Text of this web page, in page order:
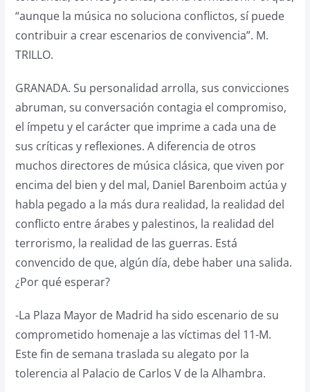
“aunque la música no soluciona conflictos, sí puede
contribuir a crear escenarios de convivencia”. M.
TRILLO.
GRANADA. Su personalidad arrolla, sus convicciones
abruman, su conversación contagia el compromiso,
el ímpetu y el carácter que imprime a cada una de
sus críticas y reflexiones. A diferencia de otros
muchos directores de música clásica, que viven por
encima del bien y del mal, Daniel Barenboim actúa y
habla pegado a la más dura realidad, la realidad del
conflicto entre árabes y palestinos, la realidad del
terrorismo, la realidad de las guerras. Está
convencido de que, algún día, debe haber una salida.
¿Por qué esperar?
-La Plaza Mayor de Madrid ha sido escenario de su
comprometido homenaje a las víctimas del 11-M.
Este fin de semana traslada su alegato por la
tolerencia al Palacio de Carlos V de la Alhambra.